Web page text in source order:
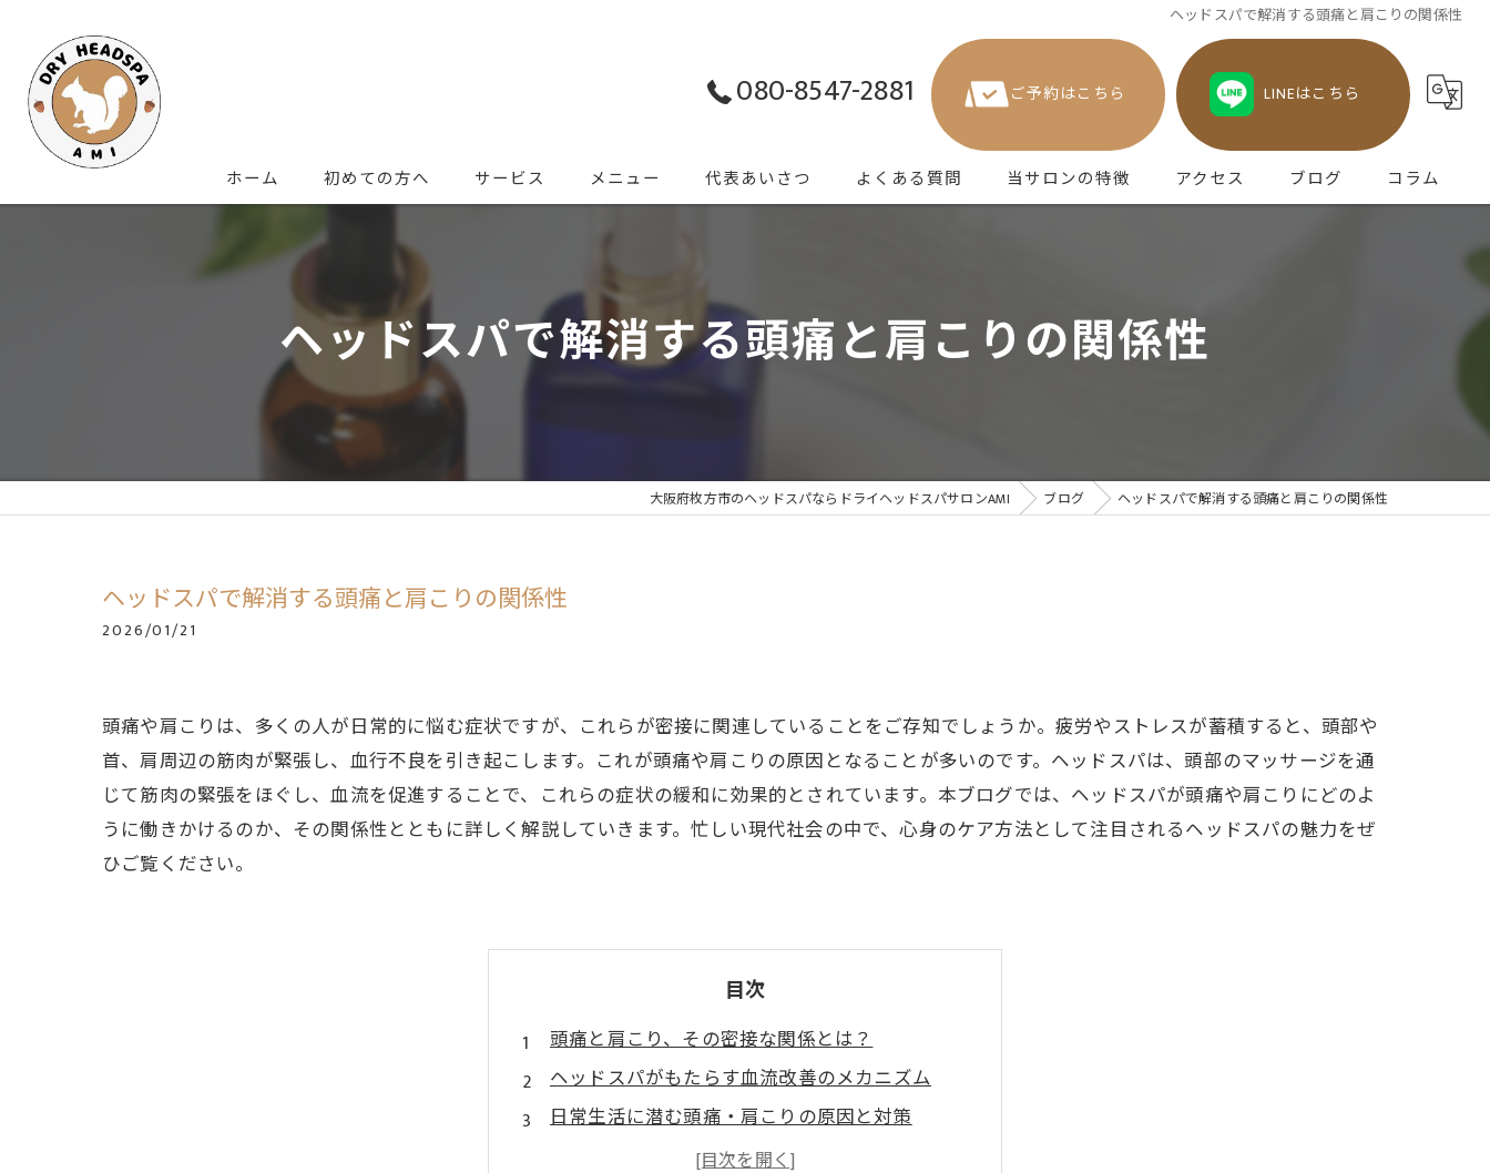
ヘッドスパで解消する頭痛と肩こりの関係性
080-8547-2881 ご予約はこちら LINEはこちら
ホーム 初めての方へ サービス メニュー 代表あいさつ よくある質問 当サロンの特徴
眼精疲労
アクセス ブログ コラム
ヘッドスパで解消する頭痛と肩こりの関係性
大阪府枚方市のヘッドスパならドライヘッドスパサロンAMI ブログ ヘッドスパで解消する頭痛と肩こりの関係性
ヘッドスパで解消する頭痛と肩こりの関係性
2026/01/21
頭痛や肩こりは、多くの人が日常的に悩む症状ですが、これらが密接に関連していることをご存知でしょうか。疲労やストレスが蓄積すると、頭部や
首、肩周辺の筋肉が緊張し、血行不良を引き起こします。これが頭痛や肩こりの原因となることが多いのです。ヘッドスパは、頭部のマッサージを通
じて筋肉の緊張をほぐし、血流を促進することで、これらの症状の緩和に効果的とされています。本ブログでは、ヘッドスパが頭痛や肩こりにどのよ
うに働きかけるのか、その関係性とともに詳しく解説していきます。忙しい現代社会の中で、心身のケア方法として注目されるヘッドスパの魅力をぜ
ひご覧ください。
目次
頭痛と肩こり、その密接な関係とは？
ヘッドスパがもたらす血流改善のメカニズム
日常生活に潜む頭痛・肩こりの原因と対策
実際の声に見るヘッドスパの効果とメリット